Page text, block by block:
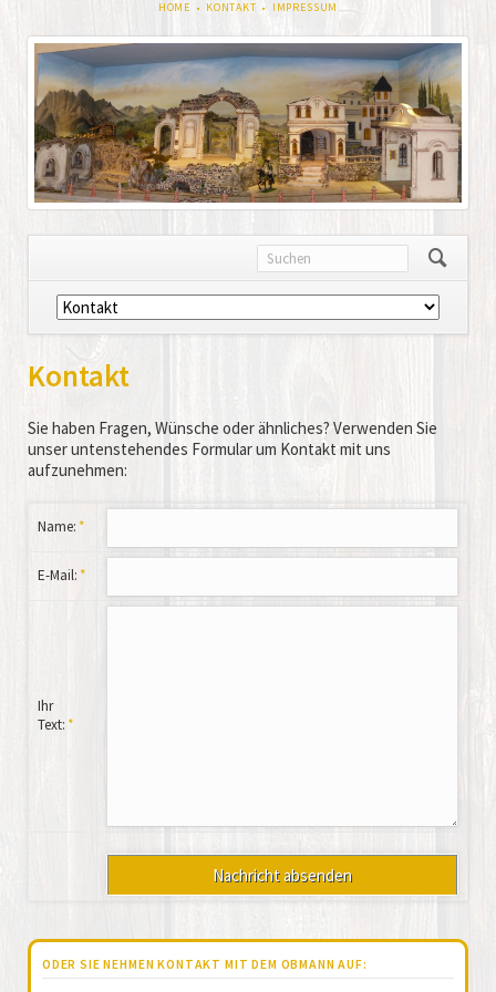
NAVIGATION
HOME KONTAKT IMPRESSUM
Navigation
überspringen
Kontakt
Sie haben Fragen, Wünsche oder ähnliches? Verwenden Sie
unser untenstehendes Formular um Kontakt mit uns
aufzunehmen:
Pflichtfeld
Name:*
Pflichtfeld
E-Mail:*
Pflichtfeld
Ihr
Text:*
ODER SIE NEHMEN KONTAKT MIT DEM OBMANN AUF: